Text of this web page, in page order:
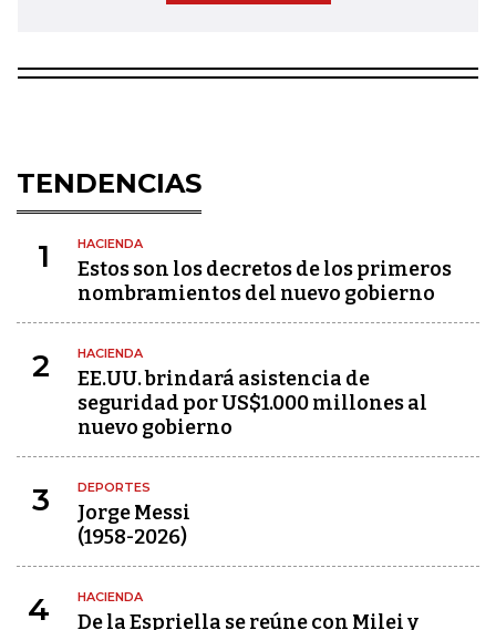
TENDENCIAS
1 HACIENDA
Estos son los decretos de los primeros
nombramientos del nuevo gobierno
2 HACIENDA
EE.UU. brindará asistencia de
seguridad por US$1.000 millones al
nuevo gobierno
3 DEPORTES
Jorge Messi
(1958-2026)
4 HACIENDA
De la Espriella se reúne con Milei y